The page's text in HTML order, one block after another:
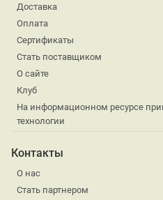
Доставка
Оплата
Сертификаты
Стать поставщиком
О сайте
Клуб
На информационном ресурсе
технологии
Контакты
О нас
Стать партнером